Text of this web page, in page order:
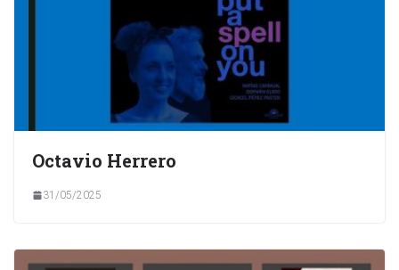
Octavio Herrero
31/05/2025